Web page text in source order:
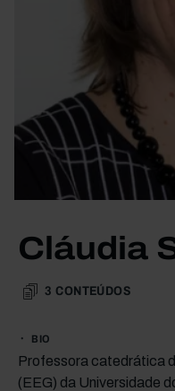
Cláudia
3 CONTEÚDOS
BIO
Professora catedrática
(EEG) da Universidade